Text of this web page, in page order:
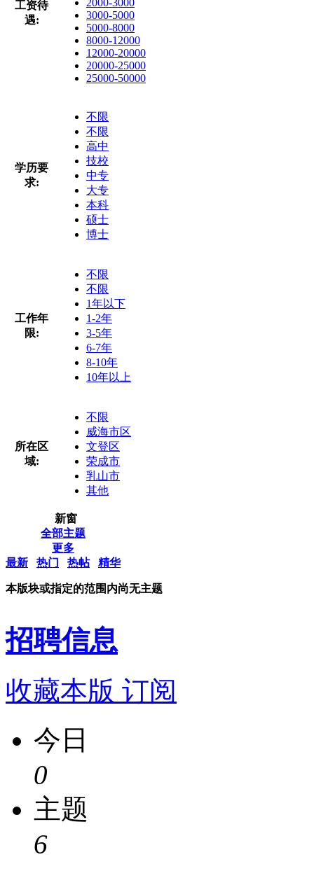
工资待
遇:
3000-5000
5000-8000
8000-12000
12000-20000
20000-25000
25000-50000
学历要
求:
不限
不限
高中
技校
中专
大专
本科
硕士
博士
工作年
限:
不限
不限
1年以下
1-2年
3-5年
6-7年
8-10年
10年以上
所在区
域:
不限
威海市区
文登区
荣成市
乳山市
其他
新窗
全部主题
更多
最新
热门 热帖 精华
本版块或指定的范围内尚无主题
招聘信息
收藏本版 订阅
今日
0
主题
6